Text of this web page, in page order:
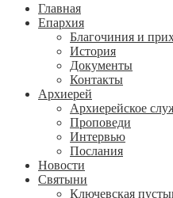
Главная
Епархия
Благочиния и
История
Документы
Контакты
Архиерей
Архиерейское
Проповеди
Интервью
Послания
Новости
Святыни
Ключевская